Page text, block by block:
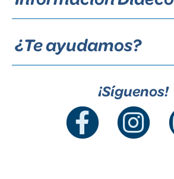
¿Te ayudamos?
¡Síguenos!